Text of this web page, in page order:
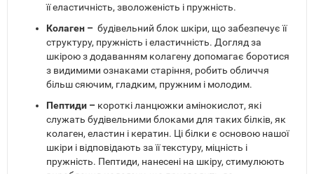
її еластичність, зволоженість і пружність.
Колаген – будівельний блок шкіри, що забезпечує її
структуру, пружність і еластичність. Догляд за
шкірою з додаванням колагену допомагає боротися
з видимими ознаками старіння, робить обличчя
більш сяючим, гладким, пружним і молодим.
Пептиди – короткі ланцюжки амінокислот, які
служать будівельними блоками для таких білків, як
колаген, еластин і кератин. Ці білки є основою нашої
шкіри і відповідають за її текстуру, міцність і
пружність. Пептиди, нанесені на шкіру, стимулюють